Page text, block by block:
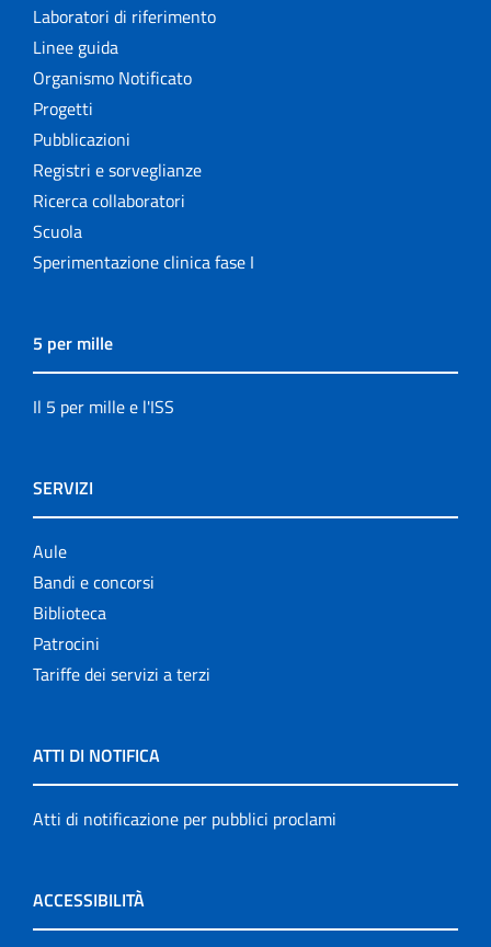
Laboratori di riferimento
Linee guida
Organismo Notificato
Progetti
Pubblicazioni
Registri e sorveglianze
Ricerca collaboratori
Scuola
Sperimentazione clinica fase I
5 per mille
Il 5 per mille e l'ISS
SERVIZI
Aule
Bandi e concorsi
Biblioteca
Patrocini
Tariffe dei servizi a terzi
ATTI DI NOTIFICA
Atti di notificazione per pubblici proclami
ACCESSIBILITÀ